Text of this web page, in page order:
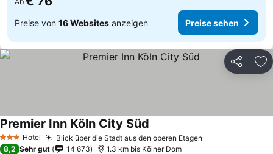
Preise von 16 Websites anzeigen Preise sehen
Teilen
3 SterneHotel Blick über die Stadt aus den oberen Etagen
Premier Inn Köln City Süd
8,2 Sehr gut 14 673 1.3 km bis Kölner Dom